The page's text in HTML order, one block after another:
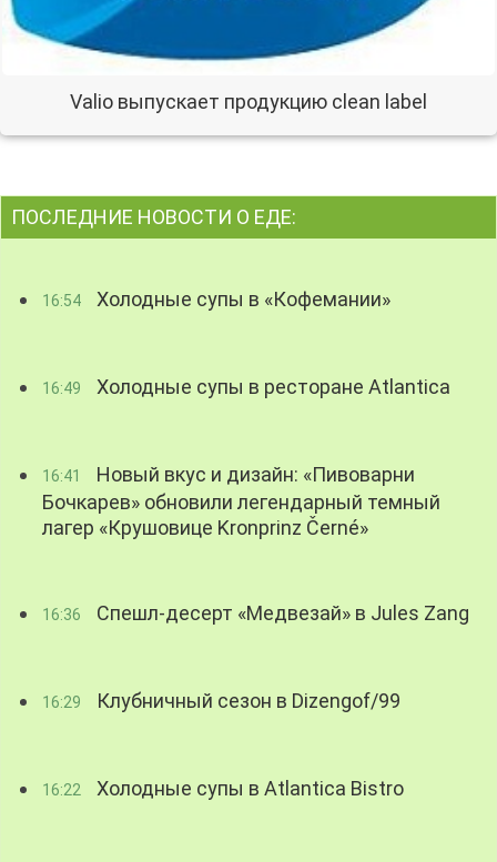
Valio выпускает продукцию clean label
ПОСЛЕДНИЕ НОВОСТИ О ЕДЕ:
16:54 Холодные супы в «Кофемании»
16:49 Холодные супы в ресторане Atlantica
16:41
Новый вкус и дизайн: «Пивоварни
Бочкарев» обновили легендарный темный
лагер «Крушовице Kronprinz Černé»
16:36 Спешл-десерт «Медвезай» в Jules Zang
16:29 Клубничный сезон в Dizengof/99
16:22 Холодные супы в Atlantica Bistro